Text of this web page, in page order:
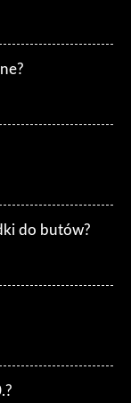
do butów?